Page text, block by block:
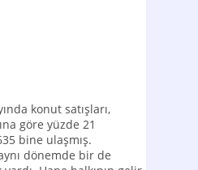
konut satışları,
göre yüzde 21
bine ulaşmış.
dönemde bir de